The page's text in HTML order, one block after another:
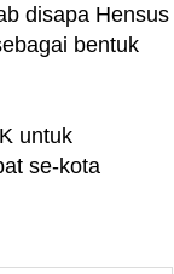
disapa Hensus
bentuk
untuk
se-kota